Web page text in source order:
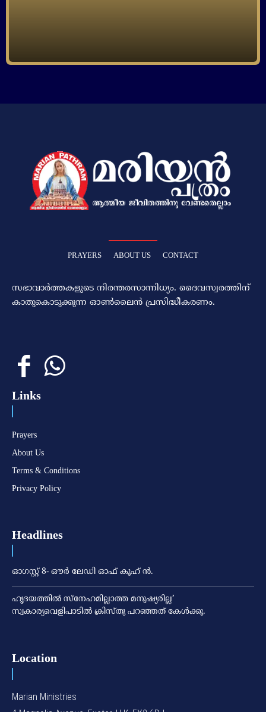
PRAYERS ABOUT US CONTACT
സഭാവാര്‍ത്തകളുടെ നിരന്തരസാന്നിധ്യം. ദൈവസ്വരത്തിന്‌
കാതുകൊടുക്കുന്ന ഓണ്‍ലൈന്‍ പ്രസിദ്ധീകരണം.
Links
Prayers
About Us
Terms & Conditions
Privacy Policy
Headlines
ഓഗസ്റ്റ് 8- ഔര്‍ ലേഡി ഓഫ് കൂഹ് ന്‍.
ഹൃദയത്തില്‍ സ്‌നേഹമില്ലാത്ത മനുഷ്യരില്ല’
സ്വകാര്യവെളിപാടില്‍ ക്രിസ്തു പറഞ്ഞത് കേള്‍ക്കൂ.
Location
Marian Ministries